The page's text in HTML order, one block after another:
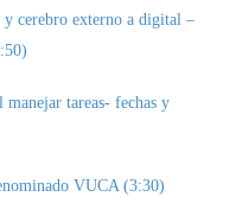
cerebro externo a digital –
tareas- fechas y
VUCA (3:30)